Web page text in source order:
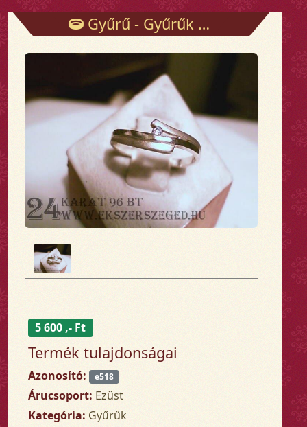
Gyűrű - Gyűrűk - Arany és ezüst ékszerek
5 600 ,- Ft
Termék tulajdonságai
Azonosító: e518
Árucsoport: Ezüst
Kategória: Gyűrűk